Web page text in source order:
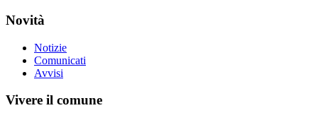
Novità
Notizie
Comunicati
Avvisi
Vivere il comune